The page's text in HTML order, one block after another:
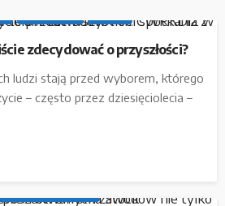
zdecydować o przyszłości?
ludzi stają przed wyborem, którego
– często przez dziesięciolecia –